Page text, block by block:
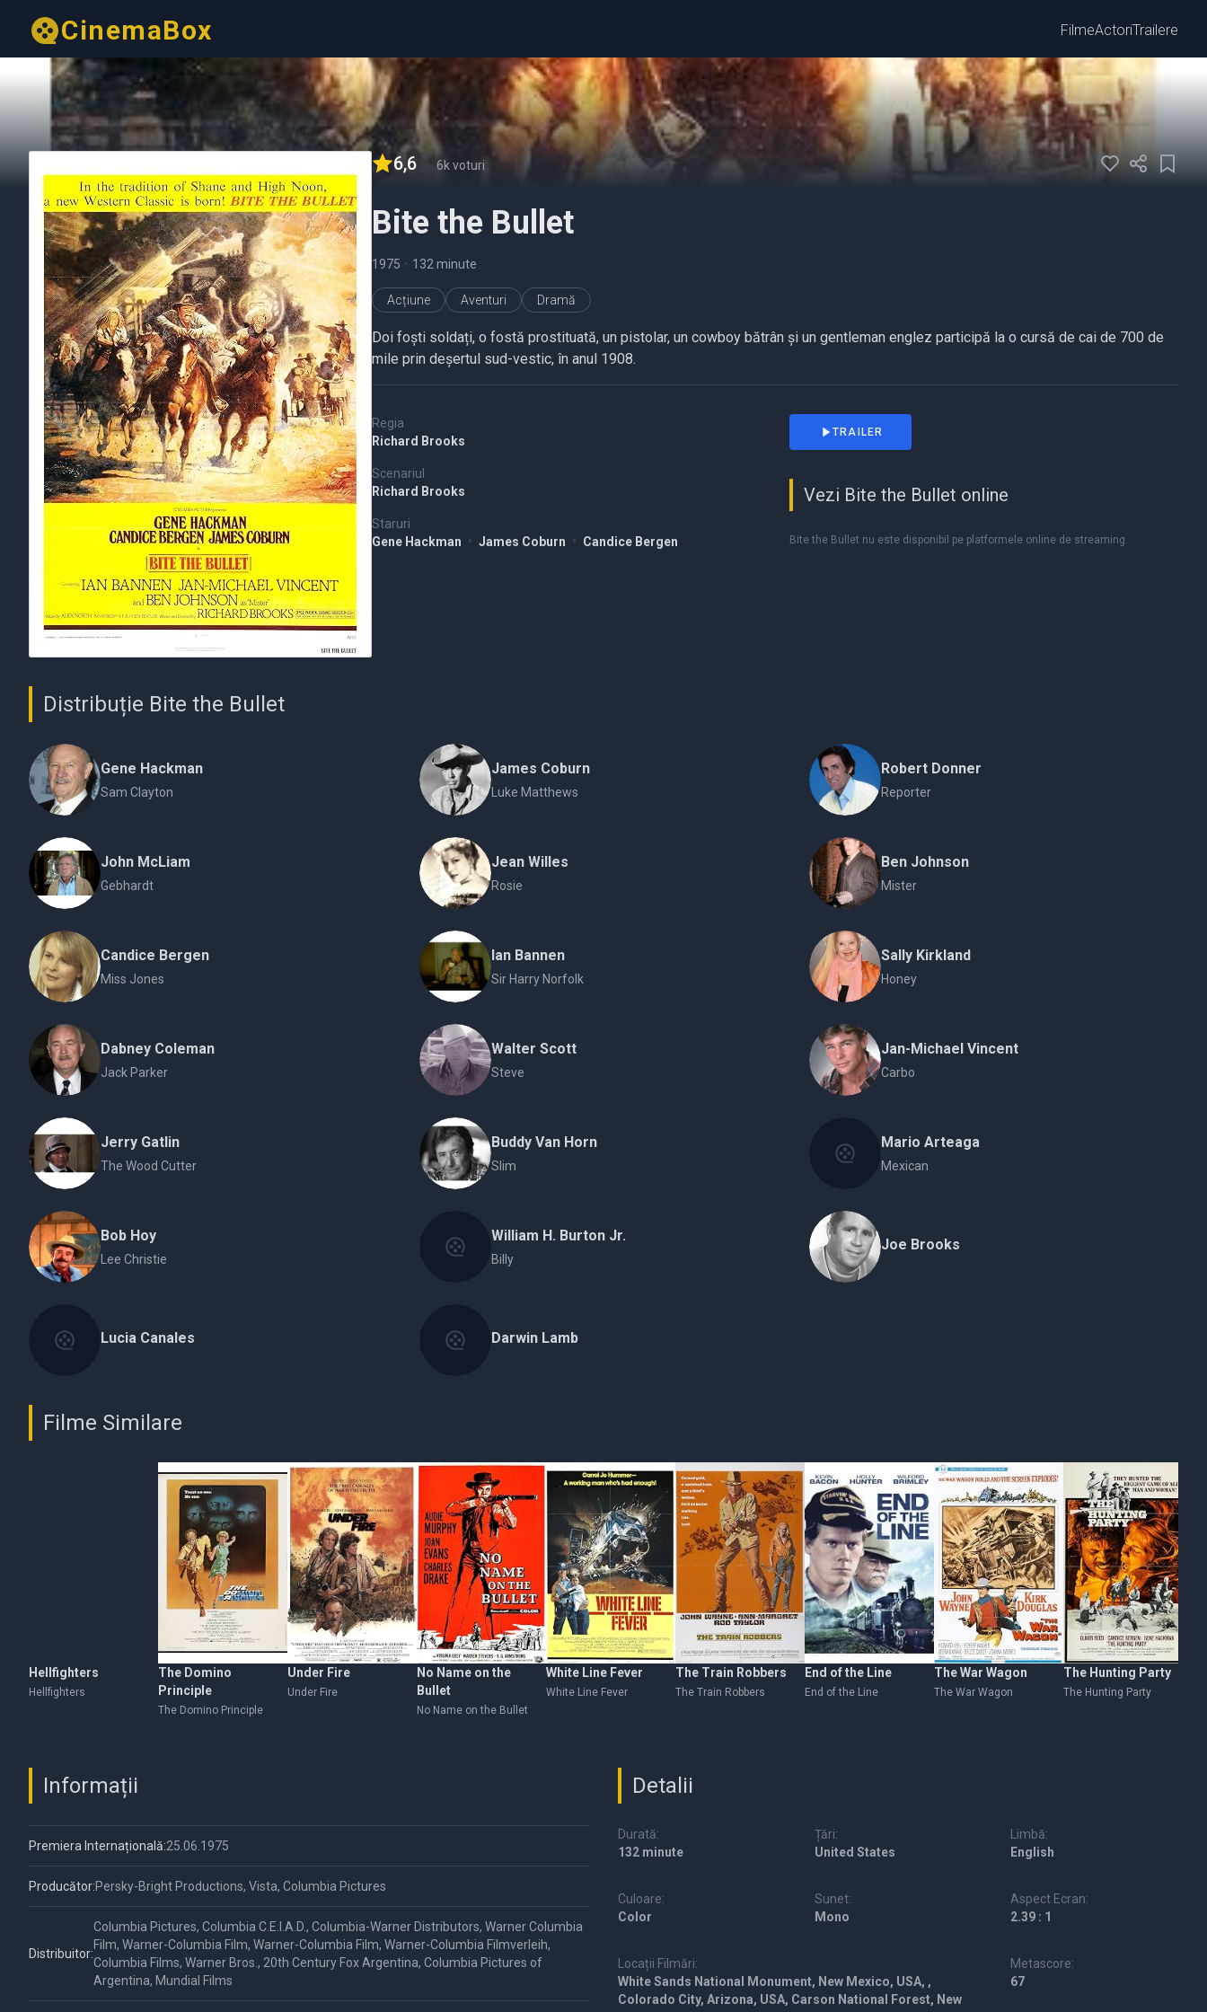
CinemaBox FilmeActoriTrailere
6,6 6k voturi
Bite the Bullet
1975 • 132 minute
Acțiune Aventuri Dramă
Doi foști soldați, o fostă prostituată, un pistolar, un cowboy bătrân și un gentleman englez participă la o cursă de cai de 700 de
mile prin deșertul sud-vestic, în anul 1908.
Regia
Richard Brooks
Scenariul
Richard Brooks
Staruri
Gene Hackman • James Coburn • Candice Bergen
TRAILER
Vezi Bite the Bullet online
Bite the Bullet nu este disponibil pe platformele online de streaming.
Distribuție Bite the Bullet
Gene Hackman
Sam Clayton
James Coburn
Luke Matthews
Robert Donner
Reporter
John McLiam
Gebhardt
Jean Willes
Rosie
Ben Johnson
Mister
Candice Bergen
Miss Jones
Ian Bannen
Sir Harry Norfolk
Sally Kirkland
Honey
Dabney Coleman
Jack Parker
Walter Scott
Steve
Jan-Michael Vincent
Carbo
Jerry Gatlin
The Wood Cutter
Buddy Van Horn
Slim
Mario Arteaga
Mexican
Bob Hoy
Lee Christie
William H. Burton Jr.
Billy
Joe Brooks
Lucia Canales Darwin Lamb
Filme Similare
Hellfighters
Hellfighters
The Domino
Principle
The Domino Principle
Under Fire
Under Fire
No Name on the
Bullet
No Name on the Bullet
White Line Fever
White Line Fever
The Train Robbers
The Train Robbers
End of the Line
End of the Line
The War Wagon
The War Wagon
The Hunting Party
The Hunting Party
Informații
Premiera Internațională:25.06.1975
Producător:Persky-Bright Productions, Vista, Columbia Pictures
Distribuitor:
Columbia Pictures, Columbia C.E.I.A.D., Columbia-Warner Distributors, Warner Columbia
Film, Warner-Columbia Film, Warner-Columbia Film, Warner-Columbia Filmverleih,
Columbia Films, Warner Bros., 20th Century Fox Argentina, Columbia Pictures of
Argentina, Mundial Films
Detalii
Durată:
132 minute
Țări:
United States
Limbă:
English
Culoare:
Color
Sunet:
Mono
Aspect Ecran:
2.39 : 1
Locații Filmări:
White Sands National Monument, New Mexico, USA, ,
Colorado City, Arizona, USA, Carson National Forest, New
Metascore:
67